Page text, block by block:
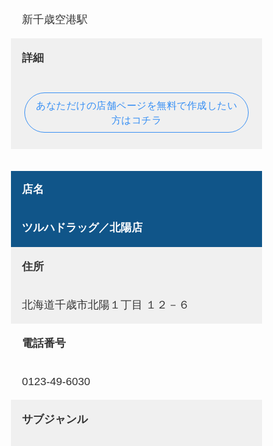
新千歳空港駅
詳細
あなただけの店舗ページを無料で作成したい
方はコチラ
店名
ツルハドラッグ／北陽店
住所
北海道千歳市北陽１丁目 １２－６
電話番号
0123-49-6030
サブジャンル